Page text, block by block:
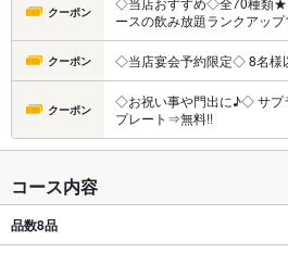
クーポン
ースの飲み放題ランクアッ
クーポン ◇当店宴会予約限定◇ 8名様
クーポン
◇お祝い事や門出に♪◇ サプ
プレート⇒無料!!
コース内容
品数8品